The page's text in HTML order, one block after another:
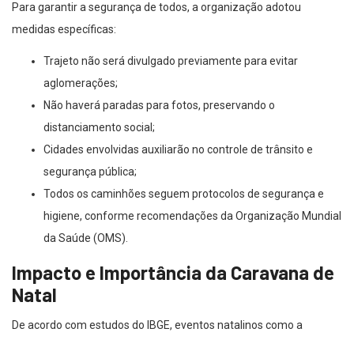
Para garantir a segurança de todos, a organização adotou
medidas específicas:
Trajeto não será divulgado previamente para evitar
aglomerações;
Não haverá paradas para fotos, preservando o
distanciamento social;
Cidades envolvidas auxiliarão no controle de trânsito e
segurança pública;
Todos os caminhões seguem protocolos de segurança e
higiene, conforme recomendações da Organização Mundial
da Saúde (OMS).
Impacto e Importância da Caravana de
Natal
De acordo com estudos do IBGE, eventos natalinos como a